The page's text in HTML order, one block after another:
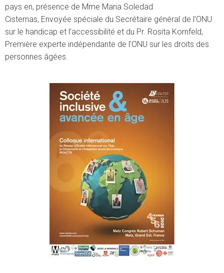
pays en, présence de Mme Maria Soledad
Cisternas, Envoyée spéciale du Secrétaire général de l’ONU
sur le handicap et l’accessibilité et du Pr. Rosita Kornfeld,
Première experte indépendante de l’ONU sur les droits des
personnes âgées.